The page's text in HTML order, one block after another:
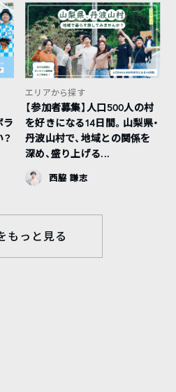
ラ
エリアから探す
【参加者募集】人口500人の村
を好きになる14日間。山梨県・
丹波山村で、地域との関係を
深め、盛り上げる...
西脇 謙志
もっと見る